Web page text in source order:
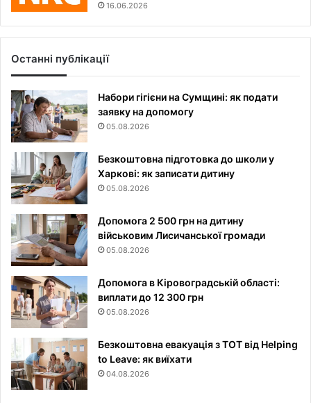
16.06.2026
Останні публікації
Набори гігієни на Сумщині: як подати
заявку на допомогу
05.08.2026
Безкоштовна підготовка до школи у
Харкові: як записати дитину
05.08.2026
Допомога 2 500 грн на дитину
військовим Лисичанської громади
05.08.2026
Допомога в Кіровоградській області:
виплати до 12 300 грн
05.08.2026
Безкоштовна евакуація з ТОТ від Helping
to Leave: як виїхати
04.08.2026